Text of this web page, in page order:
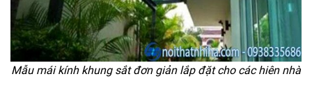
Mẫu mái kính khung sắt đơn giản lắp đặt cho các hiên nhà